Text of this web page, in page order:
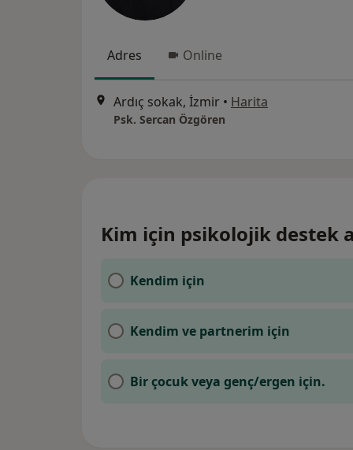
Adres Online
Ardıç sokak, İzmir • Harita
Psk. Sercan Özgören
Kim için psikolojik destek
Kendim için
Kendim ve partnerim için
Bir çocuk veya genç/ergen için.